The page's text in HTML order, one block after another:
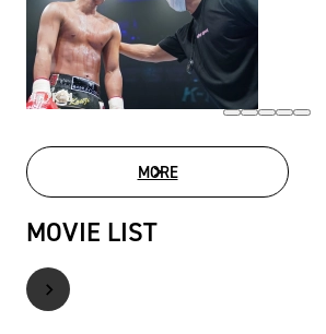
MOREPHOTO GALLERY
MOVIE LIST